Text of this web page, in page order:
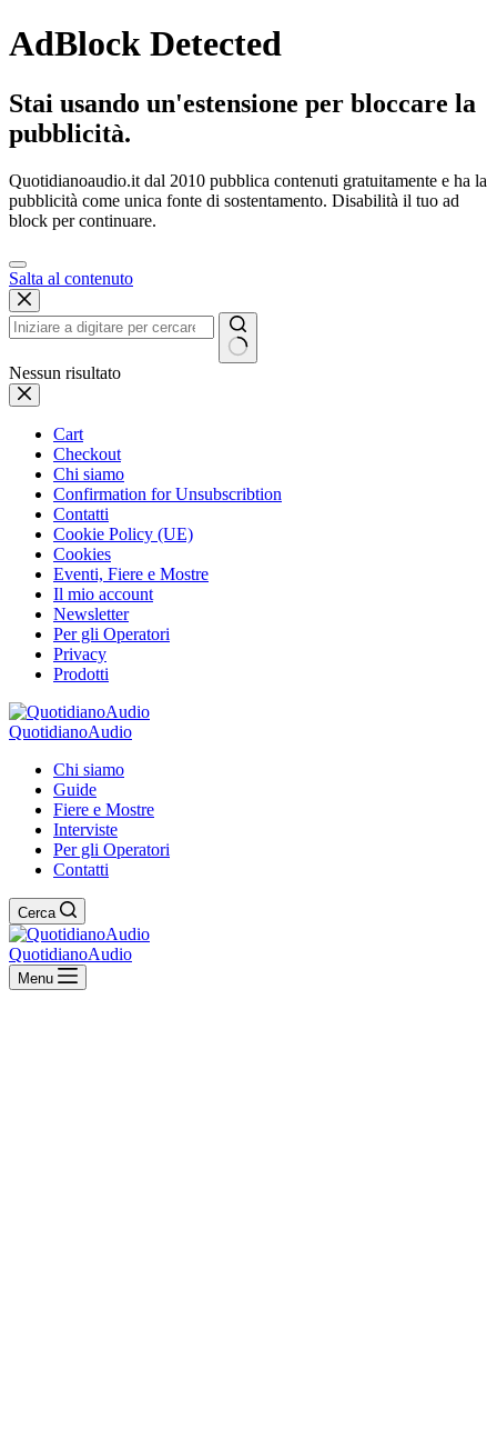
AdBlock Detected
Stai usando un'estensione per bloccare la
pubblicità.
Quotidianoaudio.it dal 2010 pubblica contenuti gratuitamente e ha la
pubblicità come unica fonte di sostentamento. Disabilità il tuo ad
block per continuare.
Salta al contenuto
Nessun risultato
Cart
Checkout
Chi siamo
Confirmation for Unsubscribtion
Contatti
Cookie Policy (UE)
Cookies
Eventi, Fiere e Mostre
Il mio account
Newsletter
Per gli Operatori
Privacy
Prodotti
QuotidianoAudio
Chi siamo
Guide
Fiere e Mostre
Interviste
Per gli Operatori
Contatti
Cerca
QuotidianoAudio
Menu